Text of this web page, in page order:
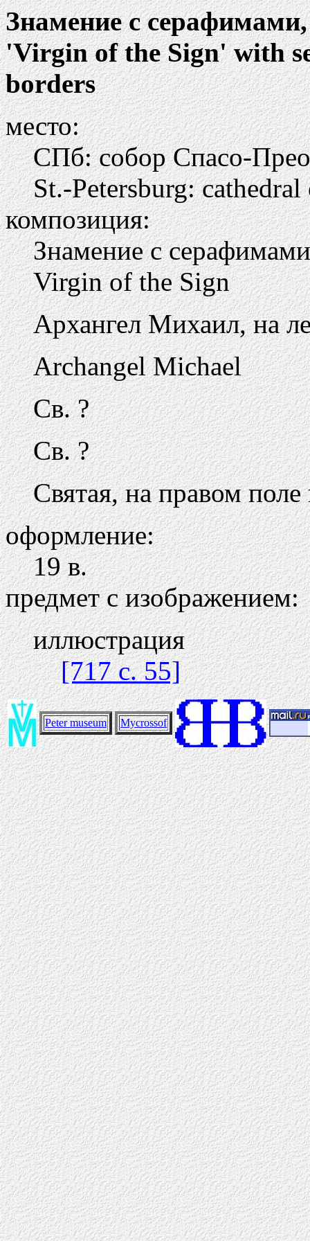
Знамение с
'Virgin of the Sign' with
borders
место:
СПб: собор Спасо-
St.-Petersburg:
композиция:
Знамение с серафимами
Virgin of the Sign
Архангел Михаил, на
Archangel Michael
Св. ?
Св. ?
Святая, на правом поле
оформление:
19 в.
предмет с изображением:
иллюстрация
[717 c. 55]
Peter museum Mycrossof